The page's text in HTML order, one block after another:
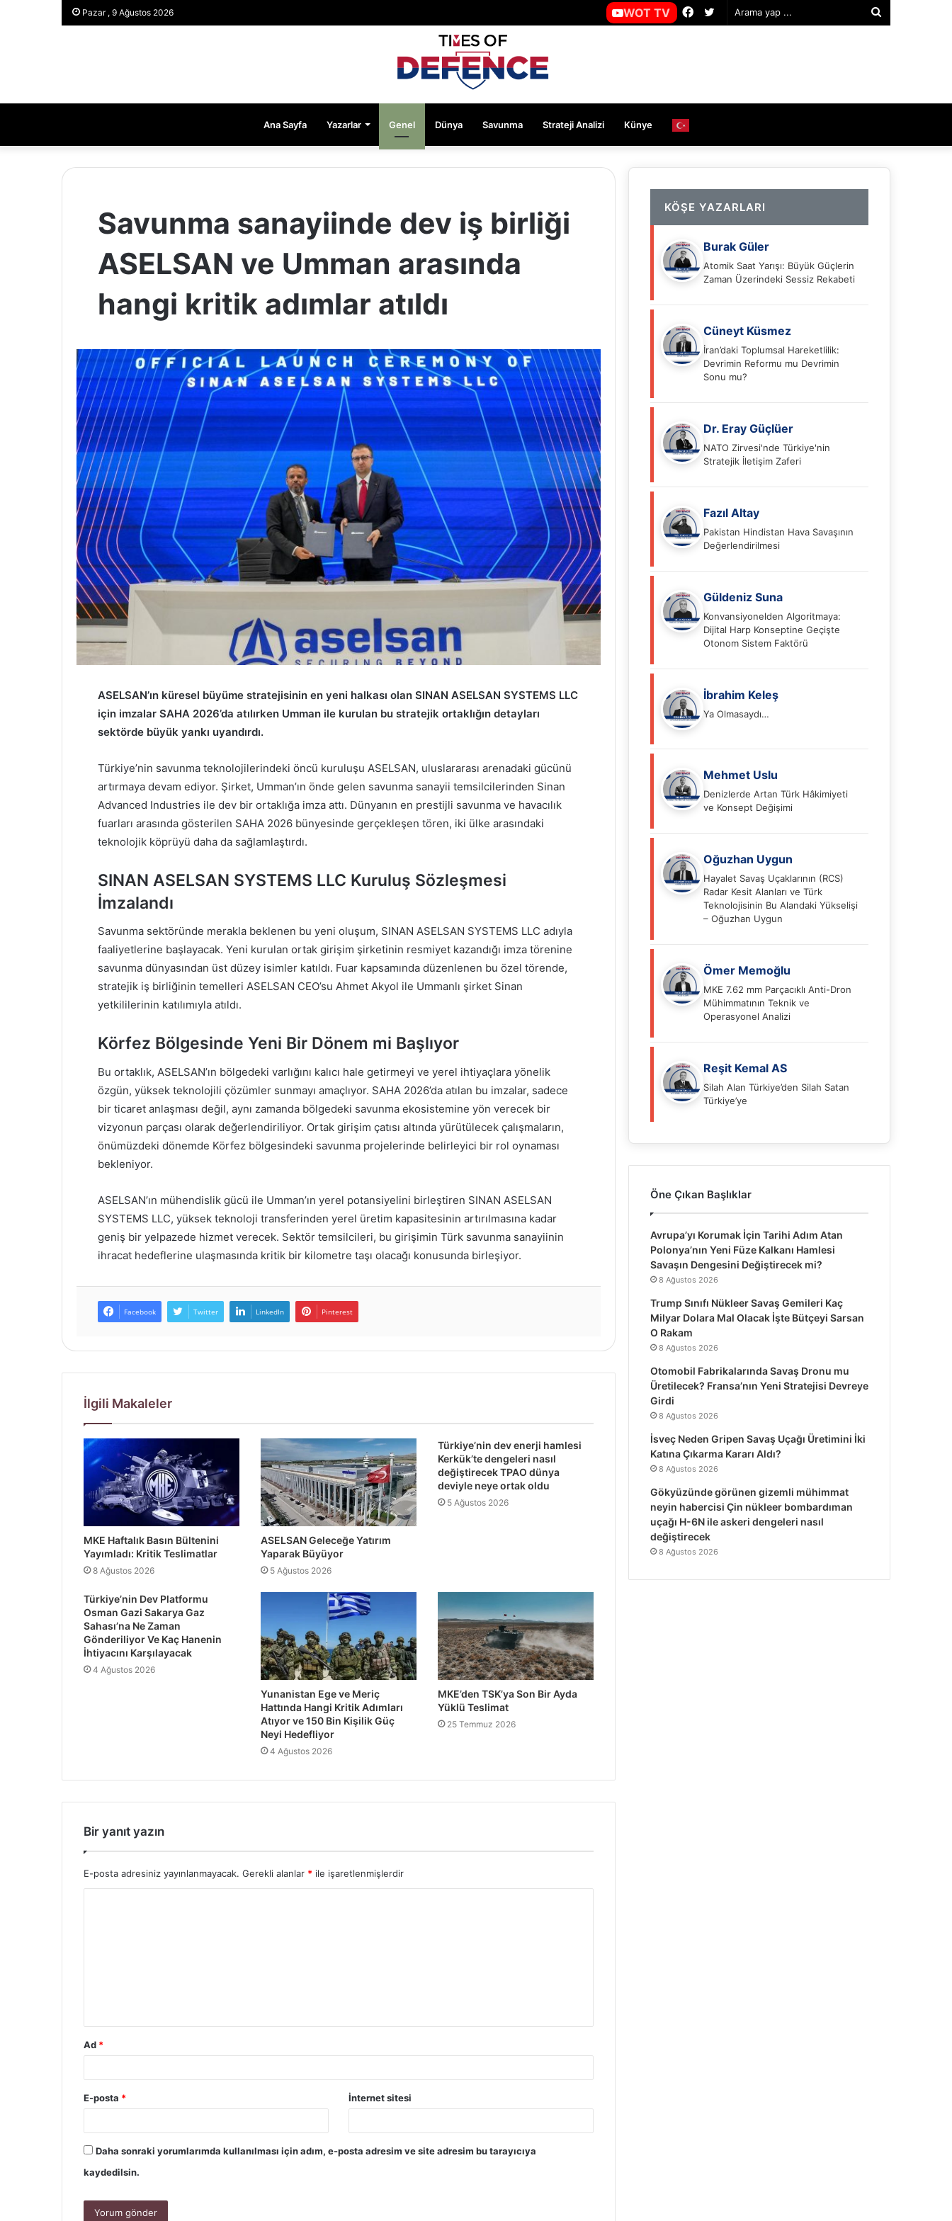
Pazar , 9 Ağustos 2026 Twitter
Facebook
WOT TV
Ana Sayfa Yazarlar Genel Dünya Savunma Strateji Analizi Künye
Savunma sanayiinde dev iş birliği
ASELSAN ve Umman arasında
hangi kritik adımlar atıldı
ASELSAN’ın küresel büyüme stratejisinin en yeni halkası olan SINAN ASELSAN SYSTEMS LLC
için imzalar SAHA 2026’da atılırken Umman ile kurulan bu stratejik ortaklığın detayları
sektörde büyük yankı uyandırdı.
Türkiye’nin savunma teknolojilerindeki öncü kuruluşu ASELSAN, uluslararası arenadaki gücünü
artırmaya devam ediyor. Şirket, Umman’ın önde gelen savunma sanayii temsilcilerinden Sinan
Advanced Industries ile dev bir ortaklığa imza attı. Dünyanın en prestijli savunma ve havacılık
fuarları arasında gösterilen SAHA 2026 bünyesinde gerçekleşen tören, iki ülke arasındaki
teknolojik köprüyü daha da sağlamlaştırdı.
SINAN ASELSAN SYSTEMS LLC Kuruluş Sözleşmesi
İmzalandı
Savunma sektöründe merakla beklenen bu yeni oluşum, SINAN ASELSAN SYSTEMS LLC adıyla
faaliyetlerine başlayacak. Yeni kurulan ortak girişim şirketinin resmiyet kazandığı imza törenine
savunma dünyasından üst düzey isimler katıldı. Fuar kapsamında düzenlenen bu özel törende,
stratejik iş birliğinin temelleri ASELSAN CEO’su Ahmet Akyol ile Ummanlı şirket Sinan
yetkililerinin katılımıyla atıldı.
Körfez Bölgesinde Yeni Bir Dönem mi Başlıyor
Bu ortaklık, ASELSAN’ın bölgedeki varlığını kalıcı hale getirmeyi ve yerel ihtiyaçlara yönelik
özgün, yüksek teknolojili çözümler sunmayı amaçlıyor. SAHA 2026’da atılan bu imzalar, sadece
bir ticaret anlaşması değil, aynı zamanda bölgedeki savunma ekosistemine yön verecek bir
vizyonun parçası olarak değerlendiriliyor. Ortak girişim çatısı altında yürütülecek çalışmaların,
önümüzdeki dönemde Körfez bölgesindeki savunma projelerinde belirleyici bir rol oynaması
bekleniyor.
ASELSAN’ın mühendislik gücü ile Umman’ın yerel potansiyelini birleştiren SINAN ASELSAN
SYSTEMS LLC, yüksek teknoloji transferinden yerel üretim kapasitesinin artırılmasına kadar
geniş bir yelpazede hizmet verecek. Sektör temsilcileri, bu girişimin Türk savunma sanayiinin
ihracat hedeflerine ulaşmasında kritik bir kilometre taşı olacağı konusunda birleşiyor.
Facebook Twitter LinkedIn Pinterest
İlgili Makaleler
MKE Haftalık Basın Bültenini
Yayımladı: Kritik Teslimatlar
8 Ağustos 2026
ASELSAN Geleceğe Yatırım
Yaparak Büyüyor
5 Ağustos 2026
Türkiye’nin dev enerji hamlesi
Kerkük’te dengeleri nasıl
değiştirecek TPAO dünya
deviyle neye ortak oldu
5 Ağustos 2026
Türkiye’nin Dev Platformu
Osman Gazi Sakarya Gaz
Sahası’na Ne Zaman
Gönderiliyor Ve Kaç Hanenin
İhtiyacını Karşılayacak
4 Ağustos 2026
Yunanistan Ege ve Meriç
Hattında Hangi Kritik Adımları
Atıyor ve 150 Bin Kişilik Güç
Neyi Hedefliyor
4 Ağustos 2026
MKE’den TSK’ya Son Bir Ayda
Yüklü Teslimat
25 Temmuz 2026
Bir yanıt yazın
E-posta adresiniz yayınlanmayacak. Gerekli alanlar * ile işaretlenmişlerdir
Ad *
E-posta * İnternet sitesi
Daha sonraki yorumlarımda kullanılması için adım, e-posta adresim ve site adresim bu tarayıcıya
kaydedilsin.
KÖŞE YAZARLARI
Burak Güler
Atomik Saat Yarışı: Büyük Güçlerin
Zaman Üzerindeki Sessiz Rekabeti
Cüneyt Küsmez
İran’daki Toplumsal Hareketlilik:
Devrimin Reformu mu Devrimin
Sonu mu?
Dr. Eray Güçlüer
NATO Zirvesi'nde Türkiye'nin
Stratejik İletişim Zaferi
Fazıl Altay
Pakistan Hindistan Hava Savaşının
Değerlendirilmesi
Güldeniz Suna
Konvansiyonelden Algoritmaya:
Dijital Harp Konseptine Geçişte
Otonom Sistem Faktörü
İbrahim Keleş
Ya Olmasaydı…
Mehmet Uslu
Denizlerde Artan Türk Hâkimiyeti
ve Konsept Değişimi
Oğuzhan Uygun
Hayalet Savaş Uçaklarının (RCS)
Radar Kesit Alanları ve Türk
Teknolojisinin Bu Alandaki Yükselişi
– Oğuzhan Uygun
Ömer Memoğlu
MKE 7.62 mm Parçacıklı Anti-Dron
Mühimmatının Teknik ve
Operasyonel Analizi
Reşit Kemal AS
Silah Alan Türkiye’den Silah Satan
Türkiye’ye
Öne Çıkan Başlıklar
Avrupa’yı Korumak İçin Tarihi Adım Atan
Polonya’nın Yeni Füze Kalkanı Hamlesi
Savaşın Dengesini Değiştirecek mi?
8 Ağustos 2026
Trump Sınıfı Nükleer Savaş Gemileri Kaç
Milyar Dolara Mal Olacak İşte Bütçeyi Sarsan
O Rakam
8 Ağustos 2026
Otomobil Fabrikalarında Savaş Dronu mu
Üretilecek? Fransa’nın Yeni Stratejisi Devreye
Girdi
8 Ağustos 2026
İsveç Neden Gripen Savaş Uçağı Üretimini İki
Katına Çıkarma Kararı Aldı?
8 Ağustos 2026
Gökyüzünde görünen gizemli mühimmat
neyin habercisi Çin nükleer bombardıman
uçağı H-6N ile askeri dengeleri nasıl
değiştirecek
8 Ağustos 2026